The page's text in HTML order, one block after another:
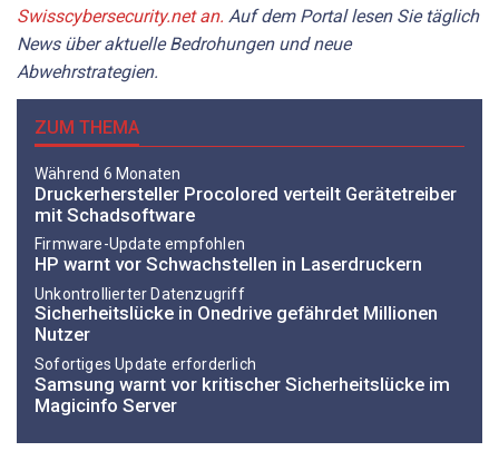
Swisscybersecurity.net an. Auf dem Portal lesen Sie täglich
News über aktuelle Bedrohungen und neue
Abwehrstrategien.
ZUM THEMA
Während 6 Monaten
Druckerhersteller Procolored verteilt Gerätetreiber
mit Schadsoftware
Firmware-Update empfohlen
HP warnt vor Schwachstellen in Laserdruckern
Unkontrollierter Datenzugriff
Sicherheitslücke in Onedrive gefährdet Millionen
Nutzer
Sofortiges Update erforderlich
Samsung warnt vor kritischer Sicherheitslücke im
Magicinfo Server